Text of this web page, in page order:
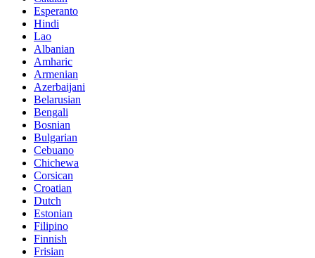
Esperanto
Hindi
Lao
Albanian
Amharic
Armenian
Azerbaijani
Belarusian
Bengali
Bosnian
Bulgarian
Cebuano
Chichewa
Corsican
Croatian
Dutch
Estonian
Filipino
Finnish
Frisian